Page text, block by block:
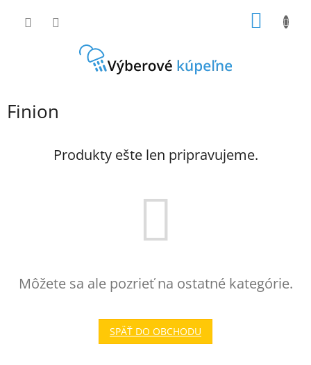
Finion
Produkty ešte len pripravujeme.
Môžete sa ale pozrieť na ostatné kategórie.
SPÄŤ DO OBCHODU